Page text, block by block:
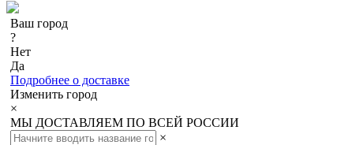
Ваш город
?
Нет
Да
Подробнее о доставке
Изменить город
×
МЫ ДОСТАВЛЯЕМ ПО ВСЕЙ РОССИИ
×